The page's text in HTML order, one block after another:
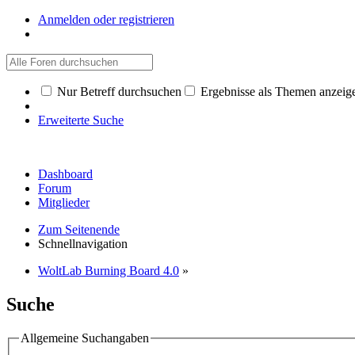
Anmelden oder registrieren
Nur Betreff durchsuchen Ergebnisse als Themen
Erweiterte Suche
Dashboard
Forum
Mitglieder
Zum Seitenende
Schnellnavigation
WoltLab Burning Board 4.0 »
Suche
Allgemeine Suchangaben